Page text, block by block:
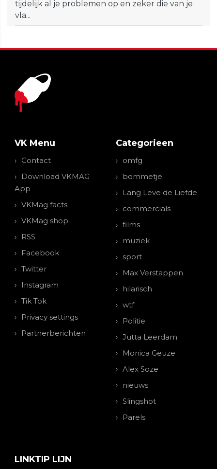
tijdelijk al je problemen op en zeker die van je
vla...
VK Menu
Contact
Download VKMAG
App
VKMag facts
VKMag shop
RSS
Facebook
Twitter
Instagram
Tik Tok
Privacy settings
Partnerberichten
Categorieen
omfg
bommetje
Lang Leve de Liefde
commercials
films
muziek
sport
Max Verstappen
hilarisch
wtf
Politie
Jutta Leerdam
Monica Geuze
Alex Soze
nieuws
Slingshot
Parels
LINKTIP LIJN